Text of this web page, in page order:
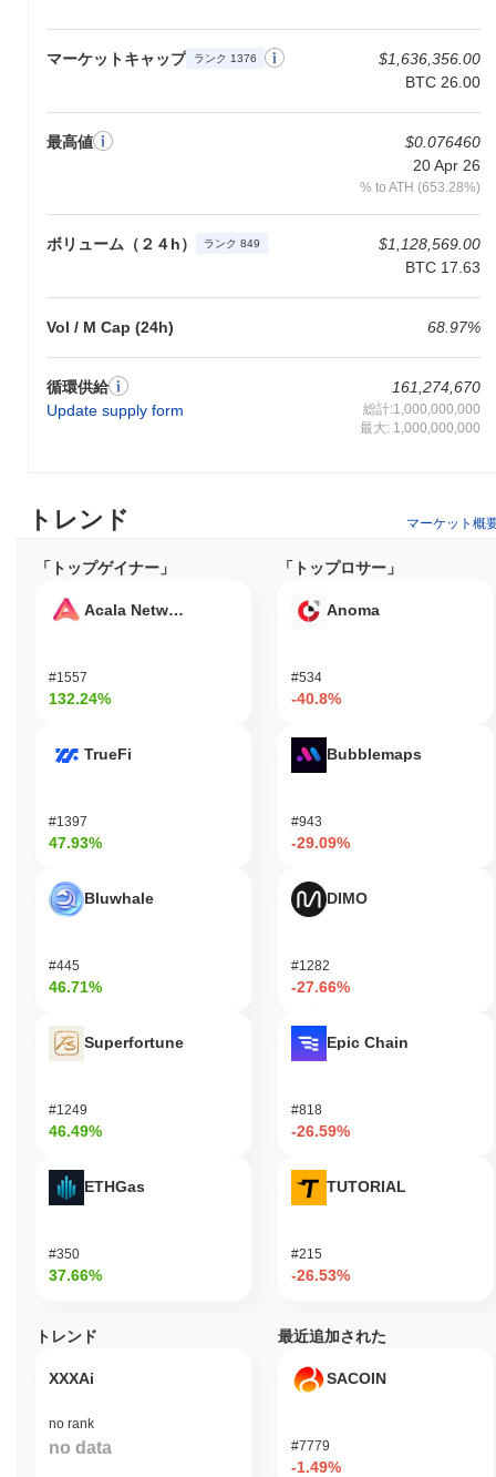
マーケットキャップ ランク 1376
$1,636,356.00
BTC 26.00
最高値
$0.076460
20 Apr 26
% to ATH (653.28%)
ボリューム（２４h） ランク 849
$1,128,569.00
BTC 17.63
Vol / M Cap (24h) 68.97%
循環供給
Update supply form
161,274,670
総計:1,000,000,000
最大: 1,000,000,000
トレンド マーケット概
「トップゲイナー」
Acala Network
#1557
132.24%
TrueFi
#1397
47.93%
Bluwhale
#445
46.71%
Superfortune
#1249
46.49%
ETHGas
#350
37.66%
「トップロサー」
Anoma
#534
-40.8%
Bubblemaps
#943
-29.09%
DIMO
#1282
-27.66%
Epic Chain
#818
-26.59%
TUTORIAL
#215
-26.53%
トレンド
XXXAi
no rank
no data
最近追加された
SACOIN
#7779
-1.49%